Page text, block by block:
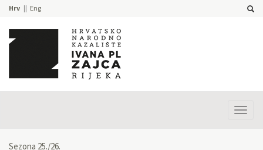
Hrv Eng
Sezona 25./26.